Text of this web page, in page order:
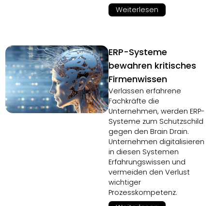
Weiterlesen
ERP-Systeme
bewahren kritisches
Firmenwissen
Verlassen erfahrene
Fachkräfte die
Unternehmen, werden ERP-
Systeme zum Schutzschild
gegen den Brain Drain.
Unternehmen digitalisieren
in diesen Systemen
Erfahrungswissen und
vermeiden den Verlust
wichtiger
Prozesskompetenz.